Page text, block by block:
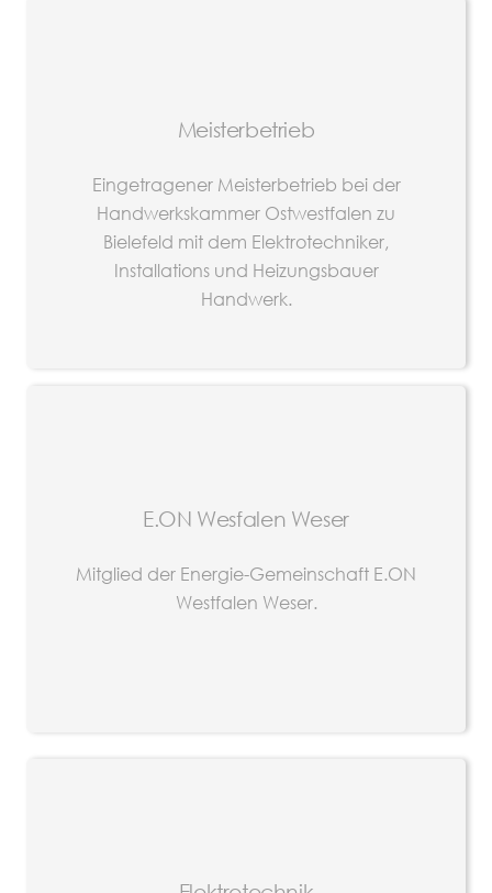
Meisterbetrieb
Eingetragener Meisterbetrieb bei der
Handwerkskammer Ostwestfalen zu
Bielefeld mit dem Elektrotechniker,
Installations und Heizungsbauer
Handwerk.
E.ON Wesfalen Weser
Mitglied der Energie-Gemeinschaft E.ON
Westfalen Weser.